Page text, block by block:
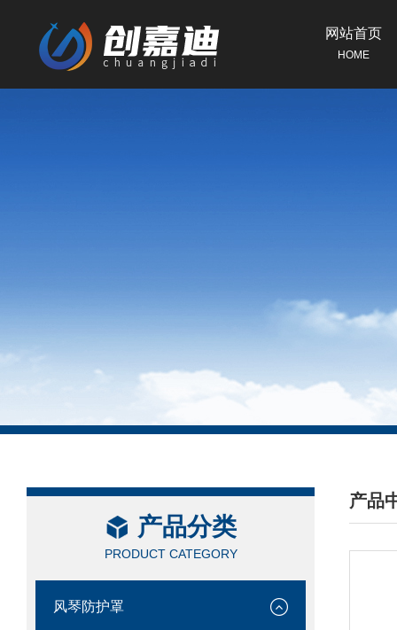
网站首页
HOME
产品分类
PRODUCT CATEGORY
风琴防护罩
产品
/